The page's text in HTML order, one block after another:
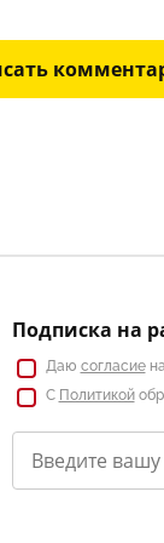
Подписка на
Даю согласие
С Политикой